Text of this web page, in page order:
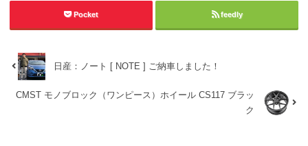
Pocket feedly
日産：ノート [ NOTE ] ご納車しました！
CMST モノブロック（ワンピース）ホイール CS117 ブラッ
ク